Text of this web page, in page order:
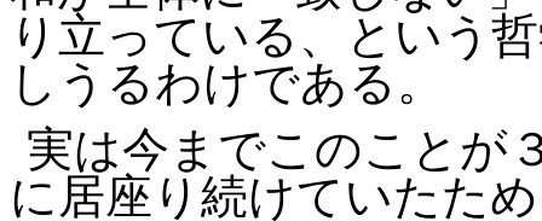
り立っている、という
しうるわけである。
実は今までこのことが
に居座り続けていたた